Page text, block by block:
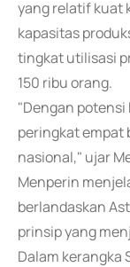
yang relatif kuat
kapasitas
tingkat utilisasi
150 ribu orang.
"Dengan
peringkat empat
nasional," ujar
Menperin
berlandaskan
prinsip yang
Dalam kerangka